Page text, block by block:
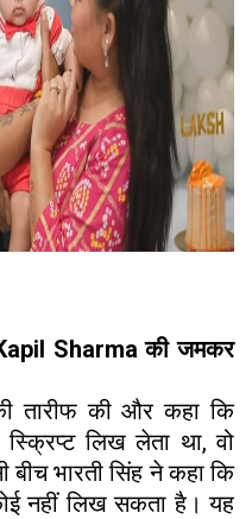
Sharma की जमकर
तारीफ की और कहा कि
लिख लेता था, वो
भारती सिंह ने कहा कि
नहीं लिख सकता है। यह